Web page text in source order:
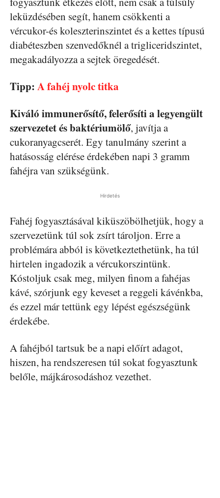
leküzdésében segít, hanem csökkenti a
vércukor-és koleszterinszintet és a kettes típusú
diabéteszben szenvedőknél a trigliceridszintet,
megakadályozza a sejtek öregedését.
Tipp: A fahéj nyolc titka
Kiváló immunerősítő, felerősíti a legyengült
szervezetet és baktériumölő, javítja a
cukoranyagcserét. Egy tanulmány szerint a
hatásosság elérése érdekében napi 3 gramm
fahéjra van szükségünk.
Hirdetés
Fahéj fogyasztásával kiküszöbölhetjük, hogy a
szervezetünk túl sok zsírt tároljon. Erre a
problémára abból is következtethetünk, ha túl
hirtelen ingadozik a vércukorszintünk.
Kóstoljuk csak meg, milyen finom a fahéjas
kávé, szórjunk egy keveset a reggeli kávénkba,
és ezzel már tettünk egy lépést egészségünk
érdekébe.
A fahéjból tartsuk be a napi előírt adagot,
hiszen, ha rendszeresen túl sokat fogyasztunk
belőle, májkárosodáshoz vezethet.